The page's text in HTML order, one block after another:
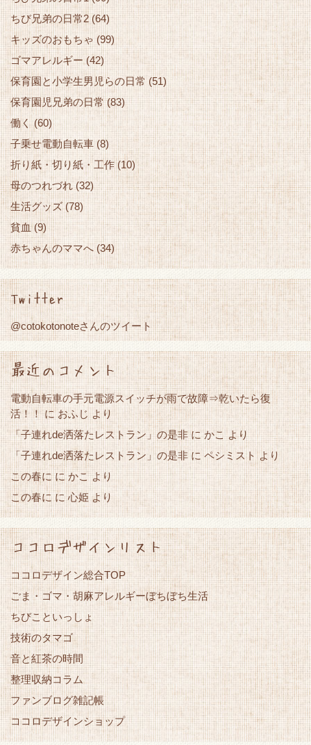
ちび兄弟の日常2 (64)
キッズのおもちゃ (99)
ゴマアレルギー (42)
保育園と小学生男児らの日常 (51)
保育園児兄弟の日常(83)
働く(60)
子乗せ電動自転車 (8)
折り紙・切り紙・工作 (10)
母のつれづれ(32)
生活グッズ(78)
貧血(9)
赤ちゃんのママへ (34)
Twitter
@cotokotonoteさんのツイート
最近のコメント
電動自転車の手元電源スイッチが雨で故障⇒乾いたら復
活！！ に おふじ より
「子連れde洒落たレストラン」の是非 に かこ より
「子連れde洒落たレストラン」の是非 に ペシミスト より
この春に に かこより
この春に に 心姫 より
ココロデザインリスト
ココロデザイン総合TOP
ごま・ゴマ・胡麻アレルギーぼちぼち生活
ちびこといっしょ
技術のタマゴ
音と紅茶の時間
整理収納コラム
ファンブログ雑記帳
ココロデザインショップ